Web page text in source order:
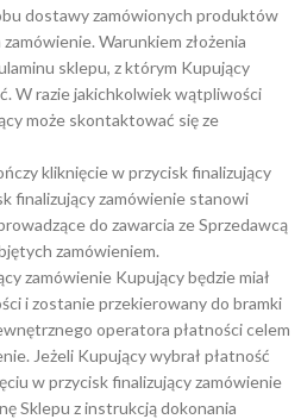
dostawy zamówionych produktów
Warunkiem złożenia
sklepu, z którym Kupujący
W razie jakichkolwiek wątpliwości
może skontaktować się ze
kliknięcie w przycisk finalizujący
finalizujący zamówienie stanowi
do zawarcia ze Sprzedawcą
zamówieniem.
zamówienie Kupujący będzie miał
i zostanie przekierowany do bramki
operatora płatności celem
Jeżeli Kupujący wybrał płatność
w przycisk finalizujący zamówienie
Sklepu z instrukcją dokonania